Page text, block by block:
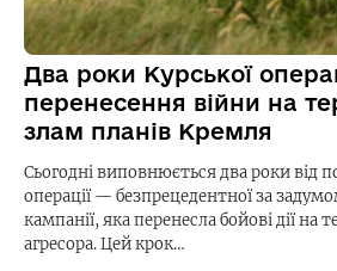
Два роки Курської
перенесення війни на
злам планів Кремля
Сьогодні виповнюється два роки від
операції — безпрецедентної за
кампанії, яка перенесла бойові дії
агресора. Цей крок…